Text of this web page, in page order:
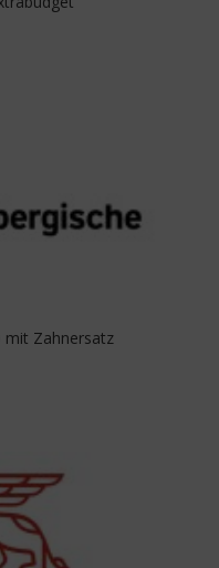
mit Zahnersatz